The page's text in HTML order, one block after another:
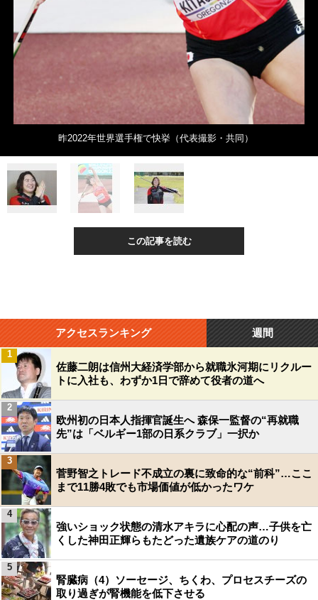
昨2022年世界選手権で快挙（代表撮影・共同）
この記事を読む
アクセスランキング 週間
佐藤二朗は信州大経済学部から就職氷河期にリクルー
トに入社も、わずか1日で辞めて役者の道へ
1
欧州初の日本人指揮官誕生へ 森保一監督の“再就職
先”は「ベルギー1部の日系クラブ」一択か
2
菅野智之トレード不成立の裏に致命的な“前科”…ここ
まで11勝4敗でも市場価値が低かったワケ
3
強いショック状態の清水アキラに心配の声…子供を亡
くした神田正輝らもたどった遺族ケアの道のり
4
腎臓病（4）ソーセージ、ちくわ、プロセスチーズの
取り過ぎが腎機能を低下させる
5